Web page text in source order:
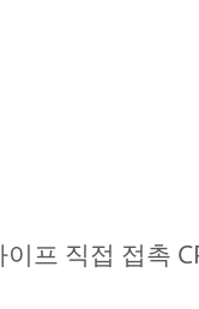
프 직접 접촉